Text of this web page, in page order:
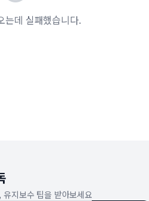
는데 실패했습니다.
지보수 팁을 받아보세요